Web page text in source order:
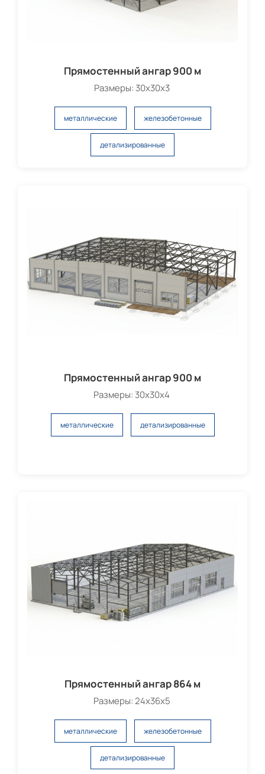
Прямостенный ангар 900 м
Размеры: 30х30х3
металлические железобетонные
детализированные
Прямостенный ангар 900 м
Размеры: 30х30х4
металлические детализированные
Прямостенный ангар 864 м
Размеры: 24х36х5
металлические железобетонные
детализированные